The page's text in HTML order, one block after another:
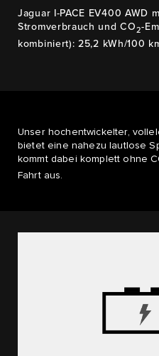
Jaguar I-PACE EV400 AWD
Stromverbrauch und CO2-
kombiniert): 25,2 kWh/100
Unser hochentwickelter,
bietet eine nahezu lautlose
kommt dabei komplett ohne
Fahrt aus.